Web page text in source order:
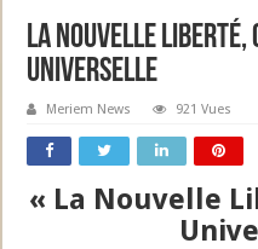
La Nouvelle Liberté,
Universelle
Meriem News 921 Vues
« La Nouvelle